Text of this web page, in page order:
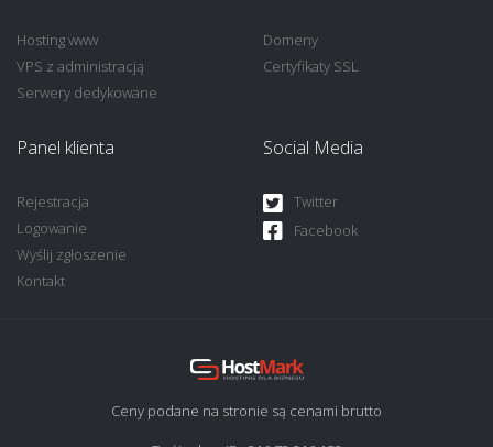
Hosting www
VPS z administracją
Serwery dedykowane
Domeny
Certyfikaty SSL
Panel klienta
Rejestracja
Logowanie
Wyślij zgłoszenie
Kontakt
Social Media
Twitter
Facebook
Ceny podane na stronie są cenami brutto